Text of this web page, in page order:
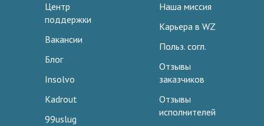
Центр
поддержки
Вакансии
Блог
Insolvo
Kadrout
99uslug
Наша миссия
Карьера в WZ
Польз. согл.
Отзывы
заказчиков
Отзывы
исполнителей